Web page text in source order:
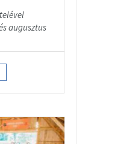
augusztus